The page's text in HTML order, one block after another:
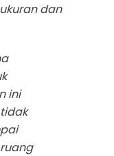
dan
ini